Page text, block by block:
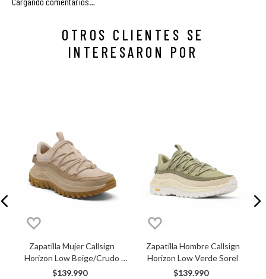
OTROS CLIENTES SE
INTERESARON POR
Zapatilla Mujer Callsign
Horizon Low Beige/Crudo
Sorel
$139.990
Zapatilla Hombre Callsign
Horizon Low Verde Sorel
$139.990